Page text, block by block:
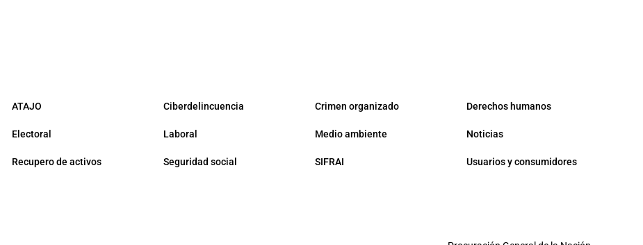
ATAJO Ciberdelincuencia Crimen organizado Derechos humanos
Electoral Laboral Medio ambiente Noticias
Recupero de activos Seguridad social SIFRAI Usuarios y consumidores